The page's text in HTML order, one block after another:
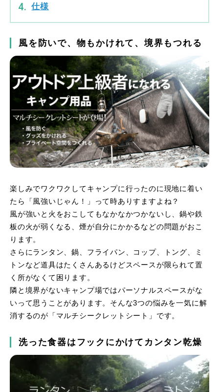
仕様
風を防いで、物もかけれて、境界もつれる
楽しみでワクワクしてキャンプに行ったのに現地に着い
たら「風強いじゃん！」って時ありすますよね？
風が強いと火をおこしてもなかなかつかないし、鍋や鉄
板の火が弱くなる、煙が自分にかかるなどの問題がおこ
ります。
さらにランタン、鍋、フライパン、コップ、トング、ミ
トンなど道具はたくさんあるけどスペースが限られて置
く所がなくて困ります。
隣と境界がないキャンプ場ではパーソナルスペースがな
いって思うことがあります。そんな3つの悩みを一気に解
消するのが「マルチシークレットシート」です。
洗った食器はフックにかけてカンタン乾燥